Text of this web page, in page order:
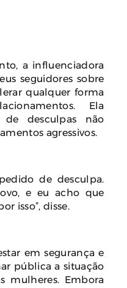
a influenciadora
seguidores sobre
qualquer forma
Ela
de desculpas não
agressivos.
de desculpa.
e eu acho que
isso”, disse.
em segurança e
pública a situação
mulheres. Embora